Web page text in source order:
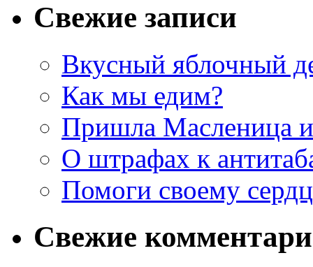
Свежие записи
Вкусный яблочный
Как мы едим?
Пришла Масленица
О штрафах к
Помоги своему
Свежие